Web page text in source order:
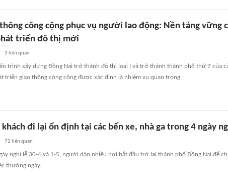
công cộng phục vụ người lao động: Nền tảng vững
triển đô thị mới
3 liên quan
trình xây dựng Ðồng Nai trở thành đô thị loại I và trở thành thành phố thứ 7 của
triển giao thông công cộng được xác định là nhiệm vụ quan trọng.
khách đi lại ổn định tại các bến xe, nhà ga trong 4 ngày
72 liên quan
nghỉ lễ 30-4 và 1-5, người dân nhiều nơi bắt đầu trở lại thành phố Đồng Nai để
thường ngày.